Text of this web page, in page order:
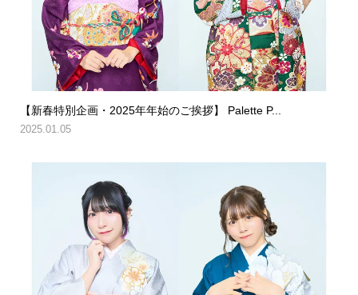
【新春特別企画・2025年年始のご挨拶】 Palette P...
2025.01.05